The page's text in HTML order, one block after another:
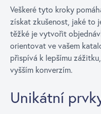
Veškeré tyto kroky
získat zkušenost, jaké to
těžké je vytvořit
orientovat ve vašem
přispívá k lepšímu
vyšším konverzím.
Unikátní